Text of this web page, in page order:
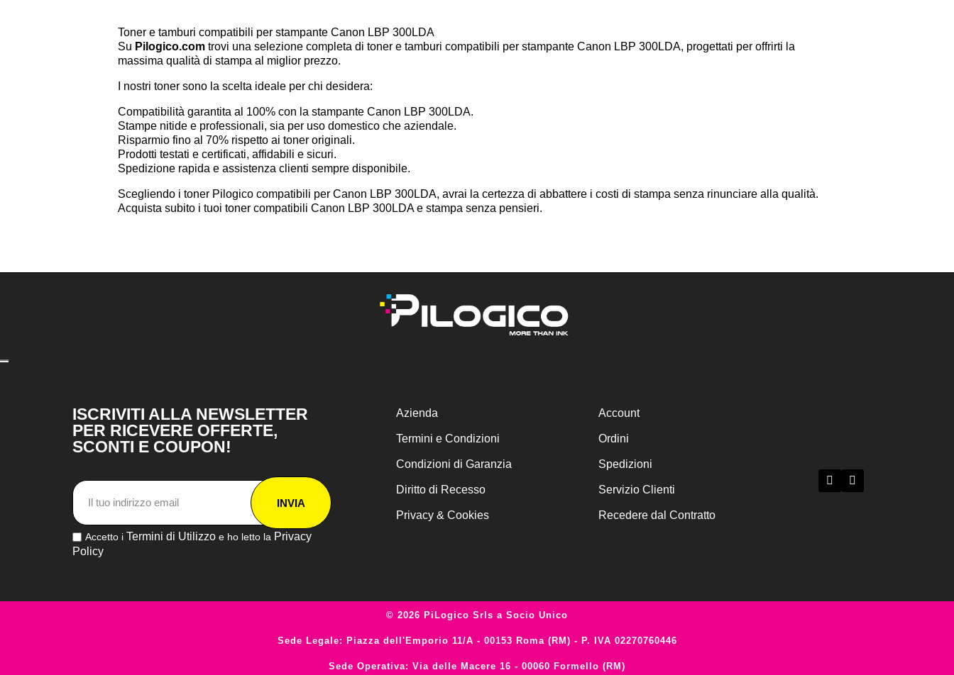
Toner e tamburi compatibili per stampante Canon LBP 300LDA
Su Pilogico.com trovi una selezione completa di toner e tamburi compatibili per stampante Canon LBP 300LDA, progettati per offrirti la
massima qualità di stampa al miglior prezzo.
I nostri toner sono la scelta ideale per chi desidera:
Compatibilità garantita al 100% con la stampante Canon LBP 300LDA.
Stampe nitide e professionali, sia per uso domestico che aziendale.
Risparmio fino al 70% rispetto ai toner originali.
Prodotti testati e certificati, affidabili e sicuri.
Spedizione rapida e assistenza clienti sempre disponibile.
Scegliendo i toner Pilogico compatibili per Canon LBP 300LDA, avrai la certezza di abbattere i costi di stampa senza rinunciare alla qualità.
Acquista subito i tuoi toner compatibili Canon LBP 300LDA e stampa senza pensieri.
ISCRIVITI ALLA NEWSLETTER
PER RICEVERE OFFERTE,
SCONTI E COUPON!
INVIA
Accetto i Termini di Utilizzo e ho letto la Privacy
Policy
Azienda
Termini e Condizioni
Condizioni di Garanzia
Diritto di Recesso
Privacy & Cookies
Account
Ordini
Spedizioni
Servizio Clienti
Recedere dal Contratto
© 2026 PiLogico Srls a Socio Unico
Sede Legale: Piazza dell'Emporio 11/A - 00153 Roma (RM) - P. IVA 02270760446
Sede Operativa: Via delle Macere 16 - 00060 Formello (RM)